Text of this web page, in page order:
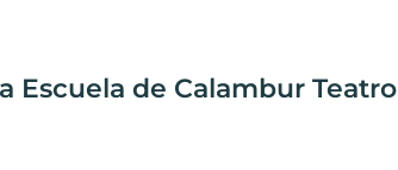
Escuela de Calambur Teatro